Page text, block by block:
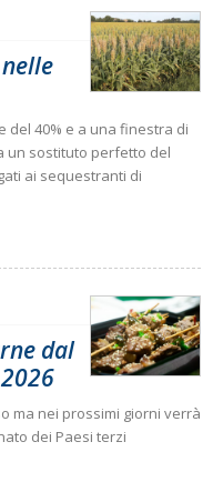
del 40% e a una finestra di
un sostituto perfetto del
ai sequestranti di
dal
ma nei prossimi giorni verrà
dei Paesi terzi